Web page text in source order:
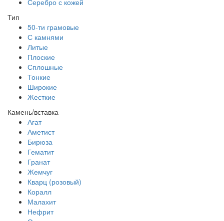
Тип
50-ти грамовые
С камнями
Литые
Плоские
Сплошные
Тонкие
Широкие
Жесткие
Камень/вставка
Агат
Аметист
Бирюза
Гематит
Гранат
Жемчуг
Кварц (розовый)
Коралл
Малахит
Нефрит